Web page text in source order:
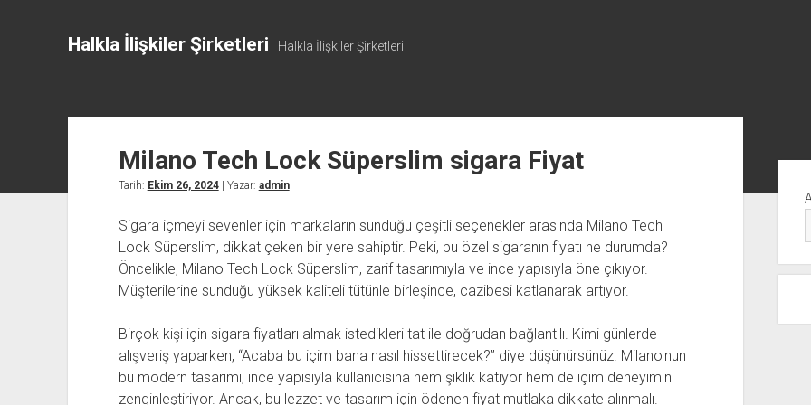
Halkla İlişkiler Şirketleri Halkla İlişkiler Şirketleri
Milano Tech Lock Süperslim sigara Fiyat
Tarih: Ekim 26, 2024| Yazar: admin
Sigara içmeyi sevenler için markaların sunduğu çeşitli seçenekler arasında Milano Tech
Lock Süperslim, dikkat çeken bir yere sahiptir. Peki, bu özel sigaranın fiyatı ne durumda?
Öncelikle, Milano Tech Lock Süperslim, zarif tasarımıyla ve ince yapısıyla öne çıkıyor.
Müşterilerine sunduğu yüksek kaliteli tütünle birleşince, cazibesi katlanarak artıyor.
Birçok kişi için sigara fiyatları almak istedikleri tat ile doğrudan bağlantılı. Kimi günlerde
alışveriş yaparken, “Acaba bu içim bana nasıl hissettirecek?” diye düşünürsünüz. Milano'nun
bu modern tasarımı, ince yapısıyla kullanıcısına hem şıklık katıyor hem de içim deneyimini
zenginleştiriyor. Ancak, bu lezzet ve tasarım için ödenen fiyat mutlaka dikkate alınmalı.